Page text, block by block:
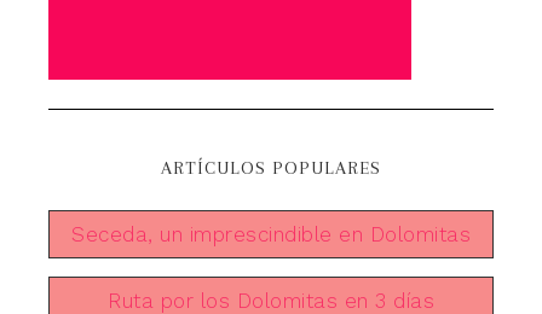
ARTÍCULOS POPULARES
Seceda, un imprescindible en Dolomitas
Ruta por los Dolomitas en 3 días